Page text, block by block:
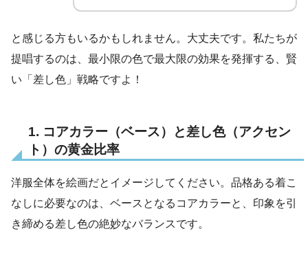
と感じる方もいるかもしれません。大丈夫です。私たちが
提唱するのは、最小限の色で最大限の効果を発揮する、賢
い「差し色」戦略ですよ！
1. コアカラー（ベース）と差し色（アクセン
ト）の黄金比率
洋服全体を絵画だとイメージしてください。品格ある着こ
なしに必要なのは、ベースとなるコアカラーと、印象を引
き締める差し色の絶妙なバランスです。